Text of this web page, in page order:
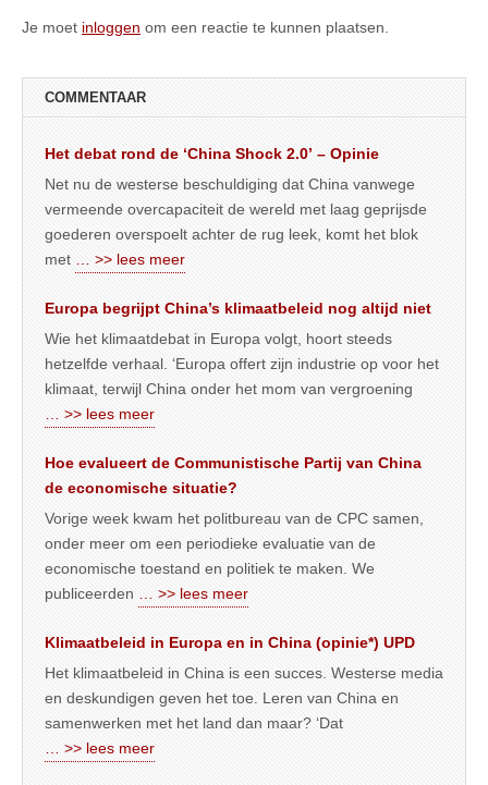
Je moet inloggen om een reactie te kunnen plaatsen.
COMMENTAAR
Het debat rond de ‘China Shock 2.0’ – Opinie
Net nu de westerse beschuldiging dat China vanwege
vermeende overcapaciteit de wereld met laag geprijsde
goederen overspoelt achter de rug leek, komt het blok
met
… >> lees meer
Europa begrijpt China’s klimaatbeleid nog altijd niet
Wie het klimaatdebat in Europa volgt, hoort steeds
hetzelfde verhaal. ‘Europa offert zijn industrie op voor het
klimaat, terwijl China onder het mom van vergroening
… >> lees meer
Hoe evalueert de Communistische Partij van China
de economische situatie?
Vorige week kwam het politbureau van de CPC samen,
onder meer om een periodieke evaluatie van de
economische toestand en politiek te maken. We
publiceerden
… >> lees meer
Klimaatbeleid in Europa en in China (opinie*) UPD
Het klimaatbeleid in China is een succes. Westerse media
en deskundigen geven het toe. Leren van China en
samenwerken met het land dan maar? ‘Dat
… >> lees meer